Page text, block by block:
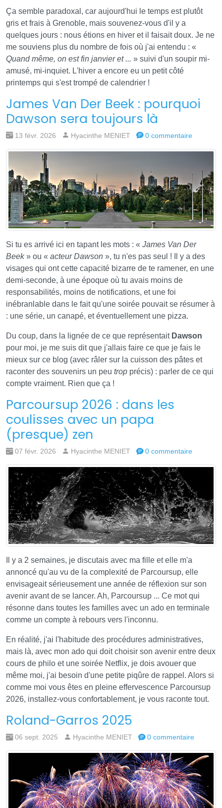
Ça semble paradoxal, car aujourd'hui le temps est plutôt
gris et frais à Grenoble, mais souvenez-vous d'il y a
quelques jours : nous étions en hiver et il faisait doux. Je ne
me souviens plus du nombre de fois où j'ai entendu : «
Quand même, on est fin janvier et ... » suivi d'un soupir mi-
amusé, mi-inquiet. L'hiver a encore eu un petit côté
printemps qui s'est trompé de calendrier !
James Van Der Beek : pourquoi
Dawson sera toujours là
13 févr. 2026 Hyacinthe MENIET 0 commentaire
Si tu es arrivé ici en tapant les mots : « James Van Der
Beek» ou « acteur Dawson », tu n'es pas seul ! Il y a des
visages qui ont cette capacité bizarre de te ramener, en une
demi-seconde, à une époque où tu avais moins de
responsabilités, moins de notifications, et une foi
inébranlable dans le fait qu'une soirée pouvait se résumer à
: une série, un canapé, et éventuellement une pizza.
Du coup, dans la lignée de ce que représentait Dawson
pour moi, je me suis dit que j'allais faire ce que je fais le
mieux sur ce blog (avec râler sur la cuisson des pâtes et
raconter des souvenirs un peu trop précis) : parler de ce qui
compte vraiment. Rien que ça !
Parcoursup 2026 : dans les
coulisses avec un papa
(presque) zen
07 févr. 2026 Hyacinthe MENIET 0 commentaire
Il y a 2 semaines, je discutais avec ma fille et elle m'a
annoncé qu'au vu de la complexité de Parcoursup, elle
envisageait sérieusement une année de réflexion sur son
avenir avant de se lancer. Ah, Parcoursup ... Ce mot qui
résonne dans toutes les familles avec un ado en terminale
comme un compte à rebours vers l'inconnu.
En réalité, j'ai l'habitude des procédures administratives,
mais là, avec mon ado qui doit choisir son avenir entre deux
cours de philo et une soirée Netflix, je dois avouer que
même moi, j'ai besoin d'une petite piqûre de rappel. Alors si
comme moi vous êtes en pleine effervescence Parcoursup
2026, installez-vous confortablement, je vous raconte tout.
Roland-Garros 2025
06 sept. 2025 Hyacinthe MENIET 0 commentaire